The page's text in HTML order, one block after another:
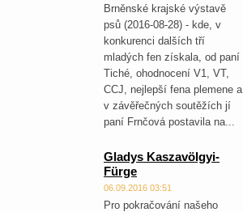
Brněnské krajské výstavě
psů (2016-08-28) - kde, v
konkurenci dalších tří
mladých fen získala, od paní
Tiché, ohodnocení V1, VT,
CCJ, nejlepší fena plemene a
v závěřečných soutěžích jí
paní Frnčová postavila na...
Gladys Kaszavölgyi-
Fürge
06.09.2016 03:51
Pro pokračování našeho